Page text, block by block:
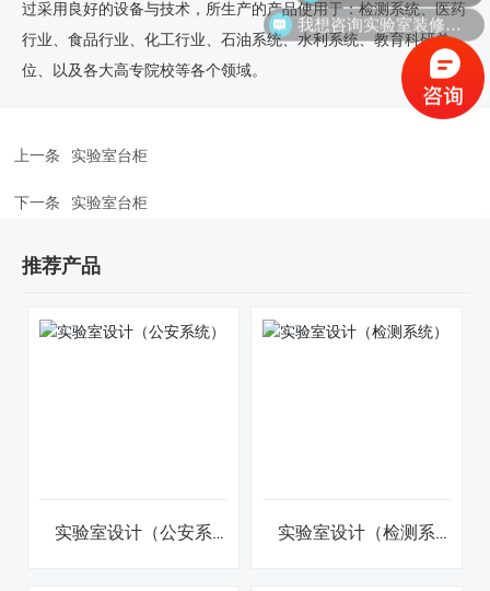
过采用良好的设备与技术，所生产的产品使用于：检测系统、医药
行业、食品行业、化工行业、石油系统、水利系统、教育科研单
位、以及各大高专院校等各个领域。
上一条 实验室台柜
下一条 实验室台柜
推荐产品
实验室设计（公安系
实验室设计（检测系
我想咨询实验室装修价格